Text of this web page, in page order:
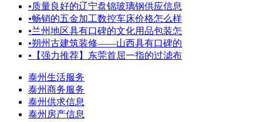
•质量良好的辽宁盘锦玻璃钢供应信息
•畅销的五金加工数控车床价格怎么样
•兰州地区具有口碑的文化用品包装怎
•朔州古建筑装修——山西具有口碑的
• 【强力推荐】东莞首屈一指的过滤布
泰州生活服务
泰州商务服务
泰州供求信息
泰州房产信息